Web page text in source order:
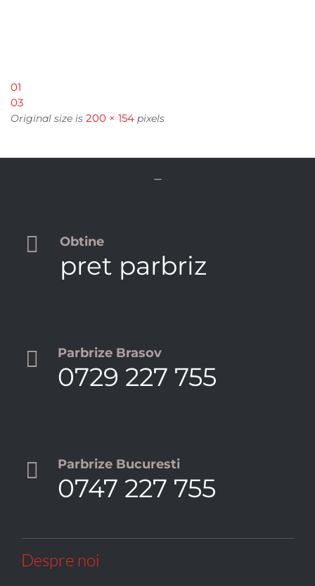
01
03
Original size is 200 × 154 pixels
 Obtine
pret parbriz
 Parbrize Brasov
0729 227 755
 Parbrize Bucuresti
0747 227 755
Despre noi